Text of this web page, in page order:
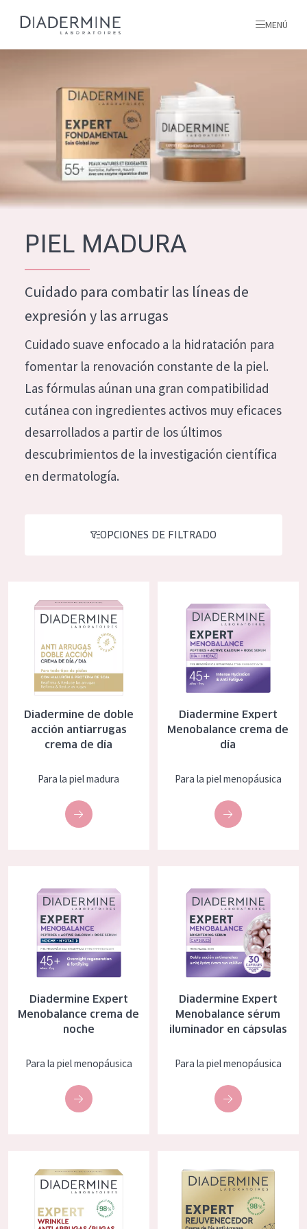
TIPO DE PRODUCTO
Hidratación y luminosidad
Reducción de arrugas
Regeneración
Piel menopáusica
TIPO DE PRODUCTO
Crema de ojos
COLECCIÓN
Essentials
Lift+
Expert
TIPO DE PIEL
Piel sensible
Piel normal y seca
Piel mixata o grasa
Piel menopáusica
EDAD
Todas las edades
Piel madura
TODOS NUESTROS
PRODUCTOS
MENÚ
INGREDIENTES
MÁS SOBRE NOSOTROS
INSPIRACIÓN
contacto
French
German
Spanish
PIEL MADURA
Cuidado para combatir las líneas de
expresión y las arrugas
Cuidado suave enfocado a la hidratación para
fomentar la renovación constante de la piel.
Las fórmulas aúnan una gran compatibilidad
cutánea con ingredientes activos muy eficaces
desarrollados a partir de los últimos
descubrimientos de la investigación científica
en dermatología.
OPCIONES DE FILTRADO
Diadermine de doble
acción antiarrugas
crema de día
Para la piel madura
Diadermine Expert
Menobalance crema de
día
Para la piel menopáusica
Diadermine Expert
Menobalance crema de
noche
Para la piel menopáusica
Diadermine Expert
Menobalance sérum
iluminador en cápsulas
Para la piel menopáusica